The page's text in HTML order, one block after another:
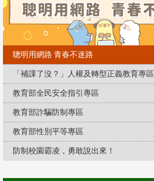
聰明用網路 青春不迷路
「補課了沒？」人權及轉型正義教育專區
教育部全民安全指引專區
教育部詐騙防制專區
教育部性別平等專區
防制校園霸凌，勇敢說出來！